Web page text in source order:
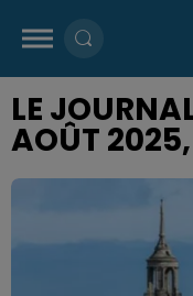
LE
AOÛT